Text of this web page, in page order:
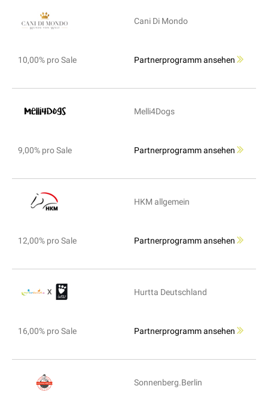
Cani Di Mondo
10,00% pro Sale Partnerprogramm ansehen
Melli4Dogs
9,00% pro Sale Partnerprogramm ansehen
HKM allgemein
12,00% pro Sale Partnerprogramm ansehen
Hurtta Deutschland
16,00% pro Sale Partnerprogramm ansehen
Sonnenberg.Berlin